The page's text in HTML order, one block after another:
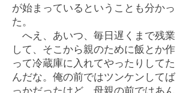
が始まっているということも分かっ
た。
へえ、あいつ、毎日遅くまで残業
して、そこから親のために飯とか作
って冷蔵庫に入れてやったりしてた
んだな。俺の前ではツンケンしてば
っかだったけど、母親の前ではあん